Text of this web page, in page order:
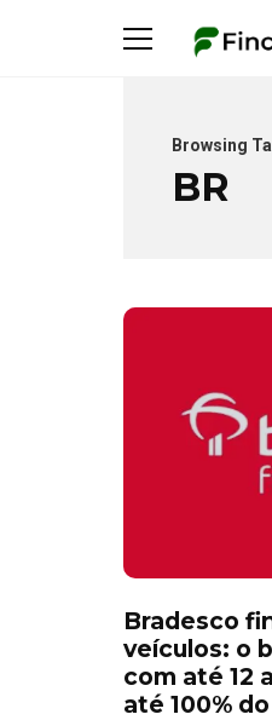
Browsing
BR
Bradesco
veículos: o
com até 12
até 100%